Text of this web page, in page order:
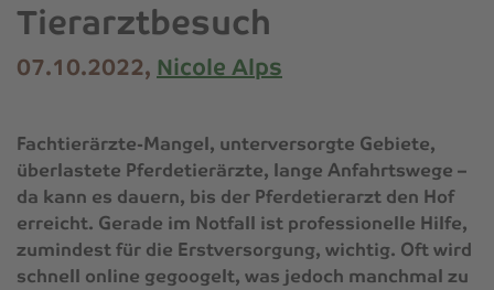
Tierarztbesuch
07.10.2022, Nicole Alps
Fachtierärzte-Mangel, unterversorgte Gebiete,
überlastete Pferdetierärzte, lange Anfahrtswege –
da kann es dauern, bis der Pferdetierarzt den Hof
erreicht. Gerade im Notfall ist professionelle Hilfe,
zumindest für die Erstversorgung, wichtig. Oft wird
schnell online gegoogelt, was jedoch manchmal zu